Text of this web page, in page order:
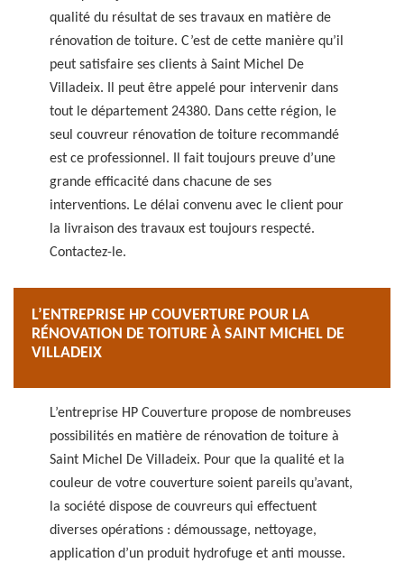
qualité du résultat de ses travaux en matière de
rénovation de toiture. C’est de cette manière qu’il
peut satisfaire ses clients à Saint Michel De
Villadeix. Il peut être appelé pour intervenir dans
tout le département 24380. Dans cette région, le
seul couvreur rénovation de toiture recommandé
est ce professionnel. Il fait toujours preuve d’une
grande efficacité dans chacune de ses
interventions. Le délai convenu avec le client pour
la livraison des travaux est toujours respecté.
Contactez-le.
L’ENTREPRISE HP COUVERTURE POUR LA
RÉNOVATION DE TOITURE À SAINT MICHEL DE
VILLADEIX
L’entreprise HP Couverture propose de nombreuses
possibilités en matière de rénovation de toiture à
Saint Michel De Villadeix. Pour que la qualité et la
couleur de votre couverture soient pareils qu’avant,
la société dispose de couvreurs qui effectuent
diverses opérations : démoussage, nettoyage,
application d’un produit hydrofuge et anti mousse.